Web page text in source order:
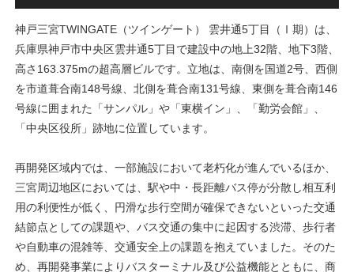
神戸三宮TWINGATE（ツインゲート） 雲井通5丁目（Ⅰ期）は、
兵庫県神戸市中央区雲井通5丁目で建設中の地上32階、地下3階、
高さ163.375mの超高層ビルです。立地は、南側を国道2号、西側
を市道葺合南148号線、北側を葺合南131号線、東側を葺合南146
号線に囲まれた「サンパル」や「東横イン」、「勤労会館」、
「中央区役所」跡地に位置しています。
再開発区域内では、一部施設において老朽化が進んでいるほか、
三宮周辺地区においては、駅や中・長距離バス停が分散し相互利
用の利便性が低く、円滑な歩行空間が確保できないといった交通
結節点としての課題や、バス交通の集中に起因する渋滞、歩行者
や自動車の混雑等、交通安全上の課題を抱えていました。そのた
め、再開発事業によりバスターミナル及び公益機能とともに、商